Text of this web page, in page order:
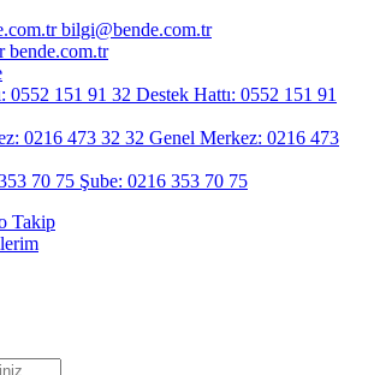
bilgi@bende.com.tr
bende.com.tr
Destek Hattı: 0552 151 91
Genel Merkez: 0216 473
Şube: 0216 353 70 75
Takip